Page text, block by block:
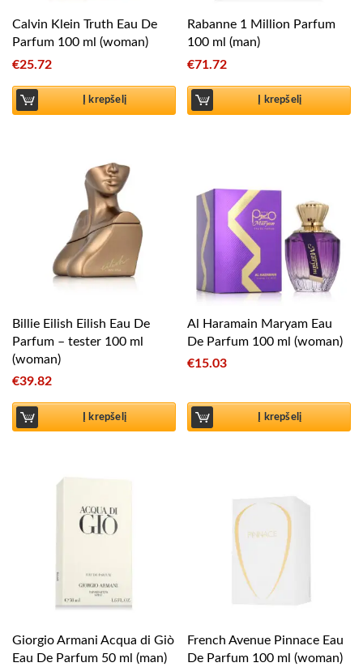
Calvin Klein Truth Eau De
Parfum 100 ml (woman)
€25.72
Į krepšelį
Rabanne 1 Million Parfum
100 ml (man)
€71.72
Į krepšelį
Billie Eilish Eilish Eau De
Parfum – tester 100 ml
(woman)
€39.82
Į krepšelį
Al Haramain Maryam Eau
De Parfum 100 ml (woman)
€15.03
Į krepšelį
Giorgio Armani Acqua di Giò
Eau De Parfum 50 ml (man)
French Avenue Pinnace Eau
De Parfum 100 ml (woman)